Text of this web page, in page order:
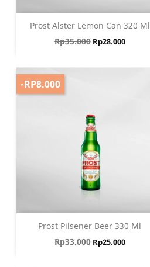
Prost Alster Lemon Can 320 Ml
Harga biasa
Rp35.000 Harga
Rp28.000
Prost Pilsener Beer 330 Ml
Harga biasa
Rp33.000 Harga
Rp25.000
-RP8.000